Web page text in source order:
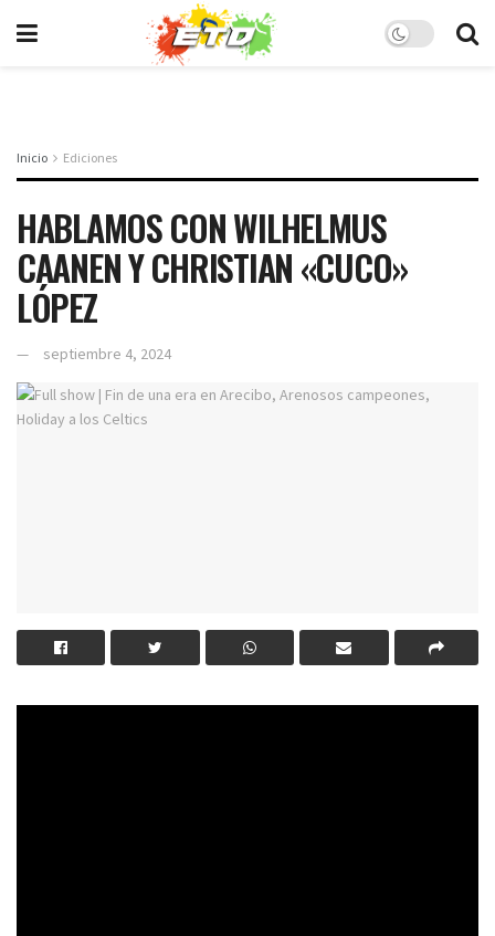
Inicio Ediciones
HABLAMOS CON WILHELMUS
CAANEN Y CHRISTIAN «CUCO»
LÓPEZ
septiembre 4, 2024